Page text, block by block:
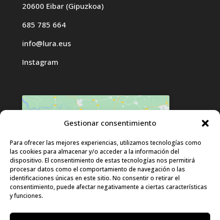
Gestionar consentimiento
Para ofrecer las mejores experiencias, utilizamos tecnologías como
las cookies para almacenar y/o acceder a la información del
dispositivo. El consentimiento de estas tecnologías nos permitirá
procesar datos como el comportamiento de navegación o las
identificaciones únicas en este sitio. No consentir o retirar el
consentimiento, puede afectar negativamente a ciertas características
y funciones.
20600 Eibar (Gipuzkoa)
685 785 664
info@lura.eus
Instagram
Haz clic para aceptar cookies de
marketing y permitir este contenido